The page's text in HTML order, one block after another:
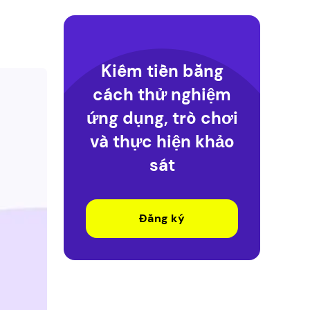
Kiếm tiền bằng
cách thử nghiệm
ứng dụng, trò chơi
và thực hiện khảo
sát
Đăng ký